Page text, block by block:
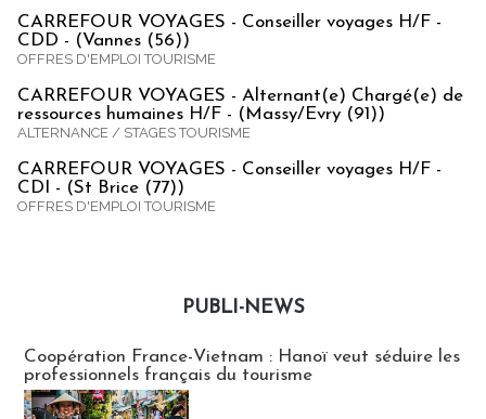
CARREFOUR VOYAGES - Conseiller voyages H/F -
CDD - (Vannes (56))
OFFRES D'EMPLOI TOURISME
CARREFOUR VOYAGES - Alternant(e) Chargé(e) de
ressources humaines H/F - (Massy/Evry (91))
ALTERNANCE / STAGES TOURISME
CARREFOUR VOYAGES - Conseiller voyages H/F -
CDI - (St Brice (77))
OFFRES D'EMPLOI TOURISME
PUBLI-NEWS
Coopération France-Vietnam : Hanoï veut séduire les
professionnels français du tourisme